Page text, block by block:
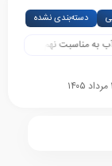
دسته‌بندی نشده
مناسبت نهم دی، روز